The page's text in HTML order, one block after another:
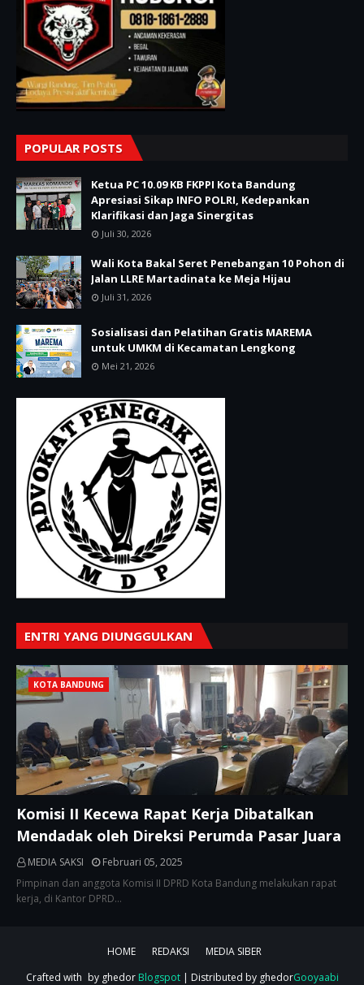
POPULAR POSTS
Ketua PC 10.09 KB FKPPI Kota Bandung
Apresiasi Sikap INFO POLRI, Kedepankan
Klarifikasi dan Jaga Sinergitas
Juli 30, 2026
Wali Kota Bakal Seret Penebangan 10 Pohon di
Jalan LLRE Martadinata ke Meja Hijau
Juli 31, 2026
Sosialisasi dan Pelatihan Gratis MAREMA
untuk UMKM di Kecamatan Lengkong
Mei 21, 2026
ENTRI YANG DIUNGGULKAN
KOTA BANDUNG
Komisi II Kecewa Rapat Kerja Dibatalkan
Mendadak oleh Direksi Perumda Pasar Juara
MEDIA SAKSI
Februari 05, 2025
Pimpinan dan anggota Komisi II DPRD Kota Bandung melakukan rapat
kerja, di Kantor DPRD…
HOME REDAKSI
MEDIA SIBER
Crafted with by ghedor Blogspot| Distributed by ghedorGooyaabi